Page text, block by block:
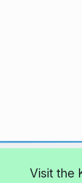
Visit the